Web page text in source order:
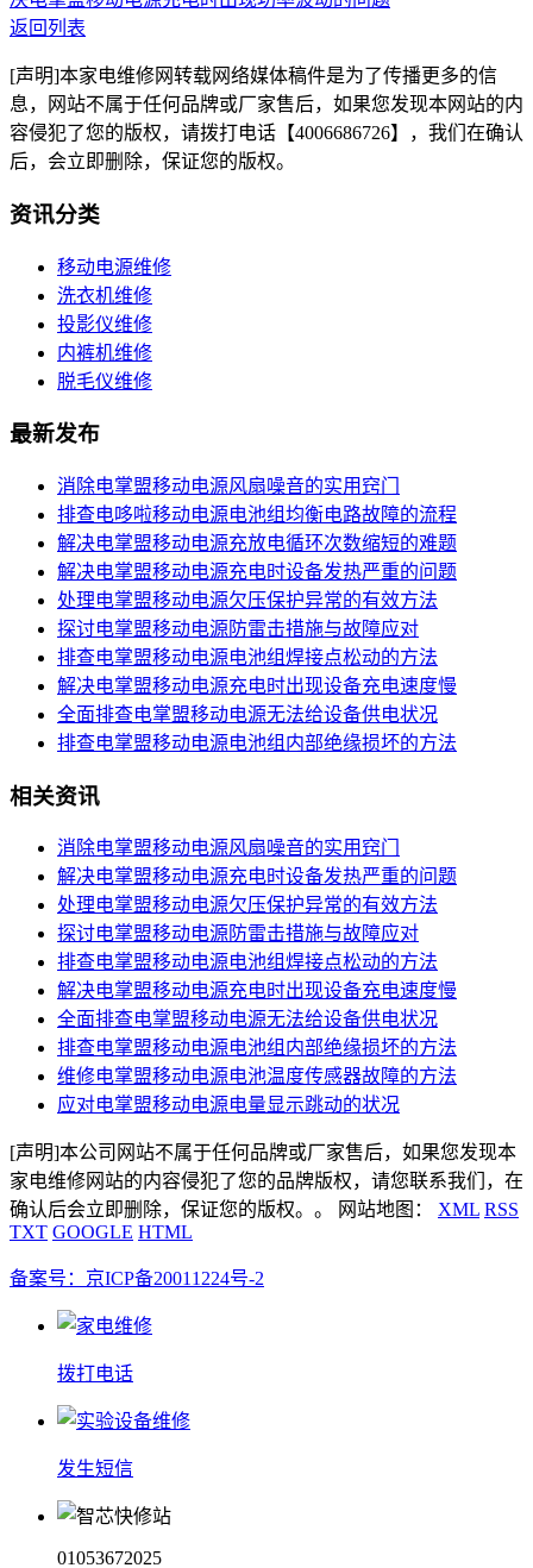
返回列表
[声明]本家电维修网转载网络媒体稿件是为了传播更多的信
息，网站不属于任何品牌或厂家售后，如果您发现本网站的内
容侵犯了您的版权，请拨打电话【4006686726】，我们在确认
后，会立即删除，保证您的版权。
资讯分类
移动电源维修
洗衣机维修
投影仪维修
内裤机维修
脱毛仪维修
最新发布
消除电掌盟移动电源风扇噪音的实用窍门​
排查电哆啦移动电源电池组均衡电路故障的流程
解决电掌盟移动电源充放电循环次数缩短的难题
解决电掌盟移动电源充电时设备发热严重的问题
处理电掌盟移动电源欠压保护异常的有效方法​
探讨电掌盟移动电源防雷击措施与故障应对​
排查电掌盟移动电源电池组焊接点松动的方法​
解决电掌盟移动电源充电时出现设备充电速度慢
全面排查电掌盟移动电源无法给设备供电状况​
排查电掌盟移动电源电池组内部绝缘损坏的方法
相关资讯
消除电掌盟移动电源风扇噪音的实用窍门​
解决电掌盟移动电源充电时设备发热严重的问题
处理电掌盟移动电源欠压保护异常的有效方法​
探讨电掌盟移动电源防雷击措施与故障应对​
排查电掌盟移动电源电池组焊接点松动的方法​
解决电掌盟移动电源充电时出现设备充电速度慢
全面排查电掌盟移动电源无法给设备供电状况​
排查电掌盟移动电源电池组内部绝缘损坏的方法
维修电掌盟移动电源电池温度传感器故障的方法
应对电掌盟移动电源电量显示跳动的状况​
[声明]本公司网站不属于任何品牌或厂家售后，如果您发现本
家电维修网站的内容侵犯了您的品牌版权，请您联系我们，在
确认后会立即删除，保证您的版权。。 网站地图： XML RSS
TXT GOOGLE HTML
备案号：京ICP备20011224号-2
拨打电话
发生短信
01053672025